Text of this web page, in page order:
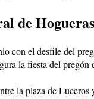
de Hogueras
con el desfile del
la fiesta del pregón
la plaza de